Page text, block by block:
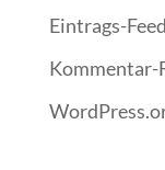
Eintrags-Feed
Kommentar-